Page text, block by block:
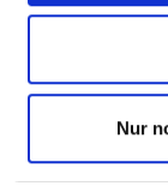
Nur
FALLZAHLEN
WEITERE